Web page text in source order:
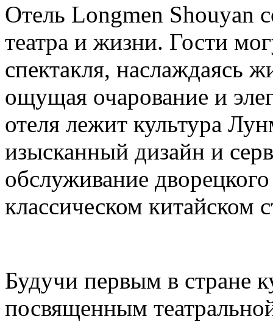
Отель Longmen Shouyan
театра и жизни. Гости
спектакля, наслаждаясь
ощущая очарование и
отеля лежит культура
изысканный дизайн и
обслуживание
классическом китайском
Будучи первым в стране
посвященным